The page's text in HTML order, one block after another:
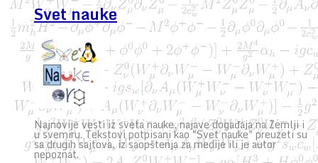
Svet nauke
Najnovije vesti iz sveta nauke, najave događaja na Zemlji i
u svemiru. Tekstovi potpisani kao "Svet nauke" preuzeti su
sa drugih sajtova, iz saopštenja za medije ili je autor
nepoznat.